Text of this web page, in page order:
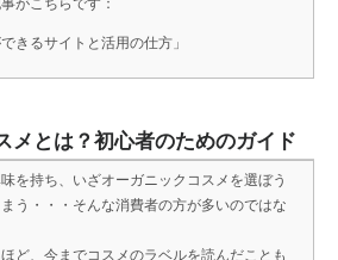
がこちらです：
きるサイトと活用の仕方」
メとは？初心者のためのガイド
を持ち、いざオーガニックコスメを選ぼう
う・・・そんな消費者の方が多いのではな
ど、今までコスメのラベルを読んだことも